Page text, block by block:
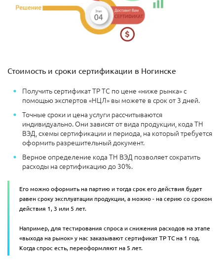
Стоимость и сроки сертификации в Ногинске
Получить сертификат ТР ТС по цене «ниже рынка» с
помощью экспертов «НЦЛ» вы можете в срок от 3 дней.
Точные сроки и цена услуги рассчитываются
индивидуально. Они зависят от вида продукции, кода ТН
ВЭД, схемы сертификации и периода, на который требуется
оформить разрешительный документ.
Верное определение кода ТН ВЭД позволяет сократить
расходы на сертификацию до 30%.
Его можно оформить на партию и тогда срок его действия будет
равен сроку эксплуатации продукции, а можно - на серию со сроком
действия 1, 3 или 5 лет.
Например, для тестирования спроса и снижения расходов на этапе
«выхода на рынок» у нас заказывают сертификат ТР ТС на 1 год.
Когда спрос есть, переоформляют на 5 лет.